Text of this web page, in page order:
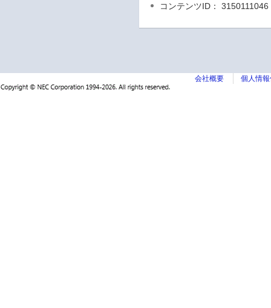
コンテンツID： 3150111046
会社概要 個人情